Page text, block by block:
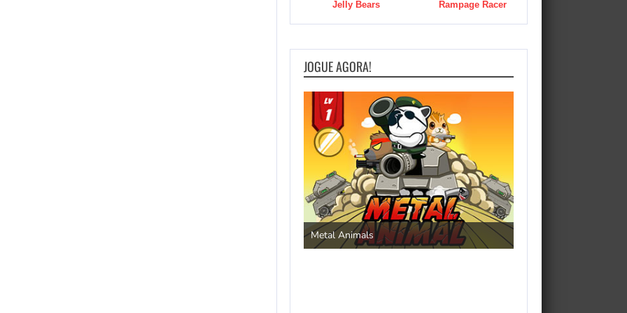
Jelly Bears Rampage Racer
JOGUE AGORA!
Metal Animals